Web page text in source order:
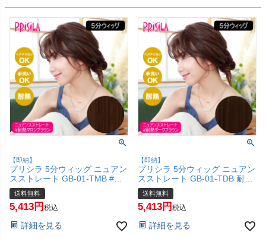
【即納】
プリシラ 5分ウィッグ ニュアン
スストレート GB-01-TMB #耐
熱マロンブラウン 【頭頂部カバ
ー 五分ウィッグ 部分ウィッグ
地毛を生かす 自然 簡単 お手軽
料】(6057713)
送料無料
5,413 税込
詳細を見る
【即納】
プリシラ 5分ウィッグ ニュアン
スストレート GB-01-TDB 耐熱
ダークブラウン 【頭頂部カバー
五分ウィッグ 部分ウィッグ 地
毛を生かす 自然 簡単 お手軽 初
(6057712)
送料無料
5,413 税込
詳細を見る